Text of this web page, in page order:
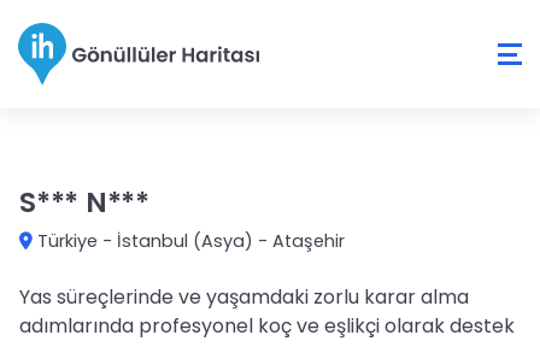
S*** N***
Türkiye - İstanbul (Asya) - Ataşehir
Yas süreçlerinde ve yaşamdaki zorlu karar alma
adımlarında profesyonel koç ve eşlikçi olarak destek